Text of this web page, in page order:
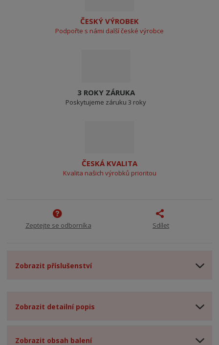
ČESKÝ VÝROBEK
Podpořte s námi další české výrobce
3 ROKY ZÁRUKA
Poskytujeme záruku 3 roky
ČESKÁ KVALITA
Kvalita našich výrobků prioritou
Zeptejte se odborníka Sdílet
Zobrazit příslušenství
Zobrazit detailní popis
Zobrazit obsah balení